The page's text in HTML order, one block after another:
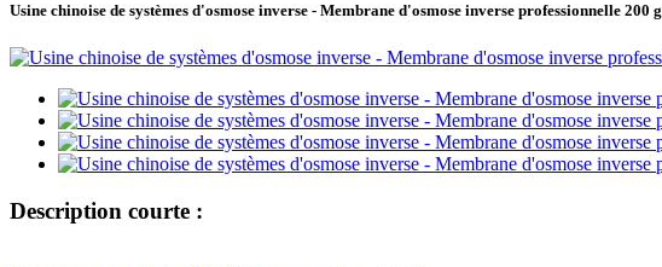
Usine chinoise de systèmes d'osmose inverse - Membrane d'osmose inverse professionnelle 200
Description courte :